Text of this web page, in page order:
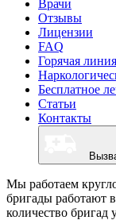
Врачи
Отзывы
Лицензии
FAQ
Горячая линия
Бесплатное
Статьи
Контакты
Мы работаем
бригады работают
количество бригад